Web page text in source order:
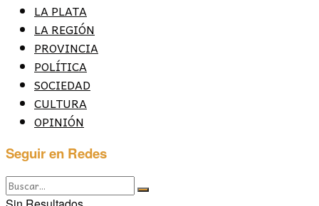
LA PLATA
LA REGIÓN
PROVINCIA
POLÍTICA
SOCIEDAD
CULTURA
OPINIÓN
Seguir en Redes